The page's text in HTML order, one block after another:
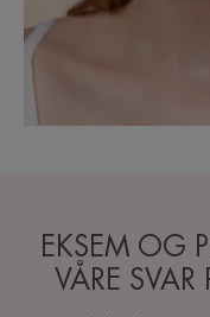
EKSEM OG
VÅRE SVAR